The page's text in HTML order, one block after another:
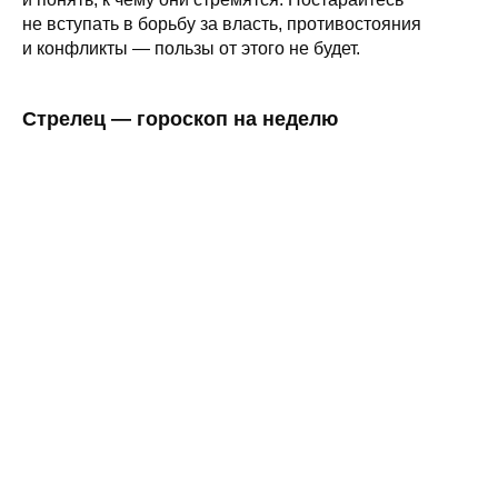
не вступать в борьбу за власть, противостояния
и конфликты — пользы от этого не будет.
Стрелец — гороскоп на неделю